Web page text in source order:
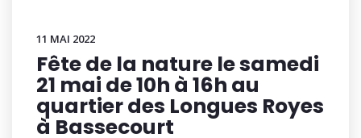
11 MAI 2022
Fête de la nature le samedi
21 mai de 10h à 16h au
quartier des Longues Royes
à Bassecourt